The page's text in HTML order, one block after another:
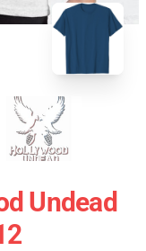
Undead